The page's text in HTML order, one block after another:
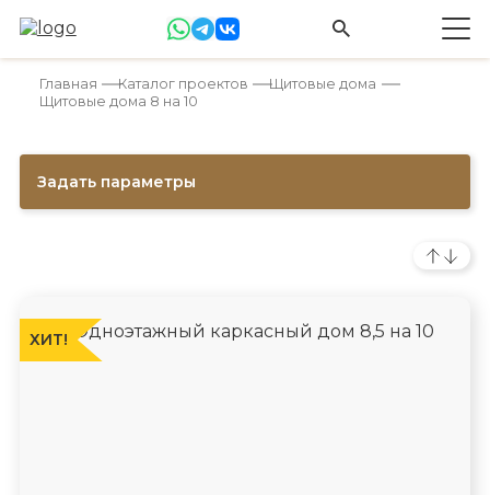
Главная Каталог проектов
Щитовые дома
Щитовые дома 8 на 10
Задать параметры
ХИТ!